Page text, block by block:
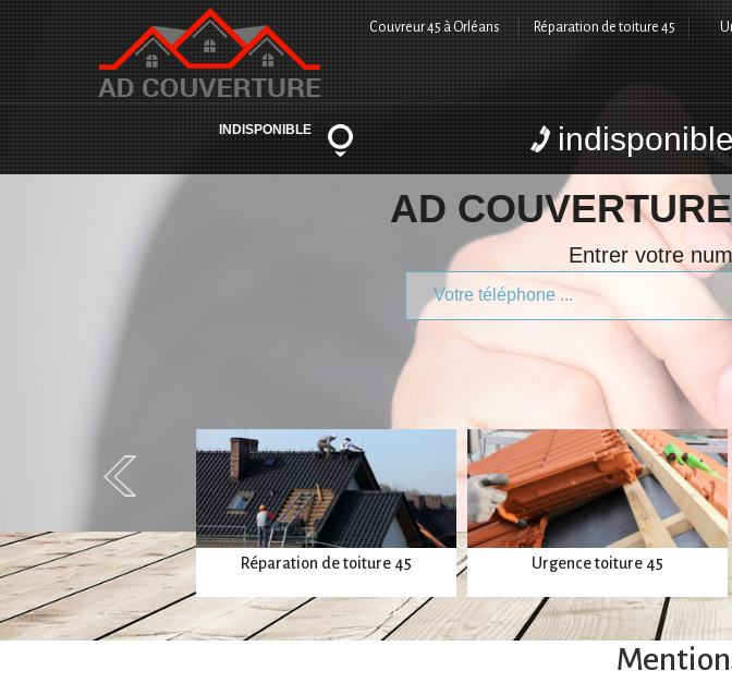
Couvreur 45 à Orléans Réparation de toiture 45
INDISPONIBLE indisponible
AD
Entrer votre
toiture
Réparation de toiture 45 Urgence toiture 45